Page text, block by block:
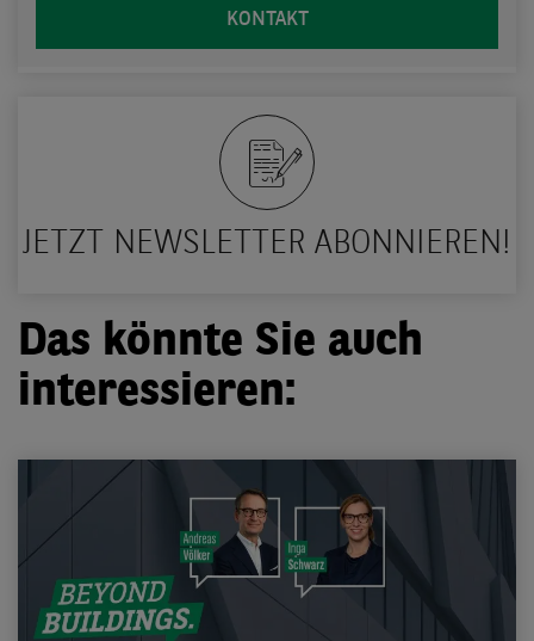
KONTAKT
JETZT NEWSLETTER ABONNIEREN!
Das könnte Sie auch
interessieren: